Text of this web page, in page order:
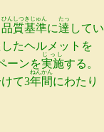
品質
ひんしつ
基準
きじゅん
に達
たっ
してい
たヘルメットを
ーンを実施
じっし
する。
けて3年間
ねんかん
にわたり